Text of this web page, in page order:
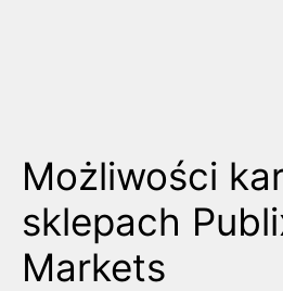
Możliwości
sklepach
Markets